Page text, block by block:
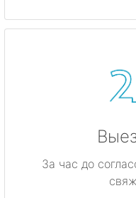
За час до